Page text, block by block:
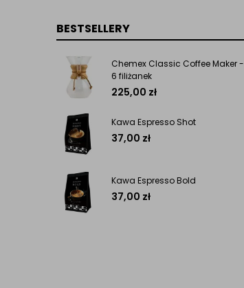
BESTSELLERY
Chemex Classic Coffee Maker -
6 filiżanek
225,00 zł
Kawa Espresso Shot
37,00 zł
Kawa Espresso Bold
37,00 zł